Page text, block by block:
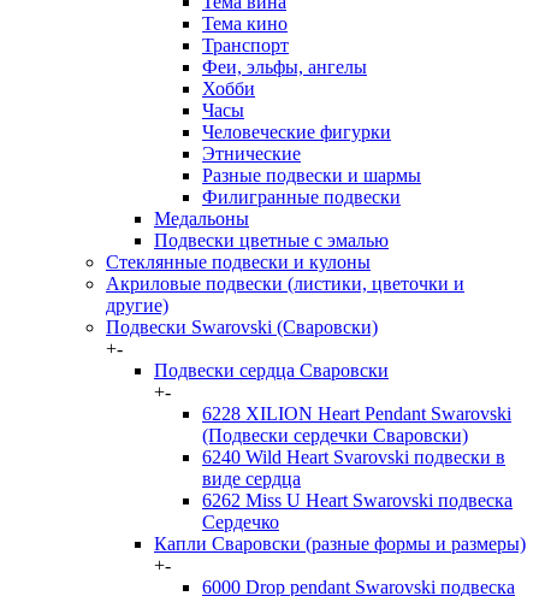
Тема кино
Транспорт
Феи, эльфы, ангелы
Хобби
Часы
Человеческие фигурки
Этнические
Разные подвески и шармы
Филигранные подвески
Медальоны
Подвески цветные с эмалью
Стеклянные подвески и кулоны
Акриловые подвески (листики, цветочки и
другие)
Подвески Swarovski (Сваровски)
+-
Подвески сердца Сваровски
+-
6228 XILION Heart Pendant Swarovski
(Подвески сердечки Сваровски)
6240 Wild Heart Svarovski подвески в
виде сердца
6262 Miss U Heart Swarovski подвеска
Сердечко
Капли Сваровски (разные формы и размеры)
+-
6000 Drop pendant Swarovski подвеска